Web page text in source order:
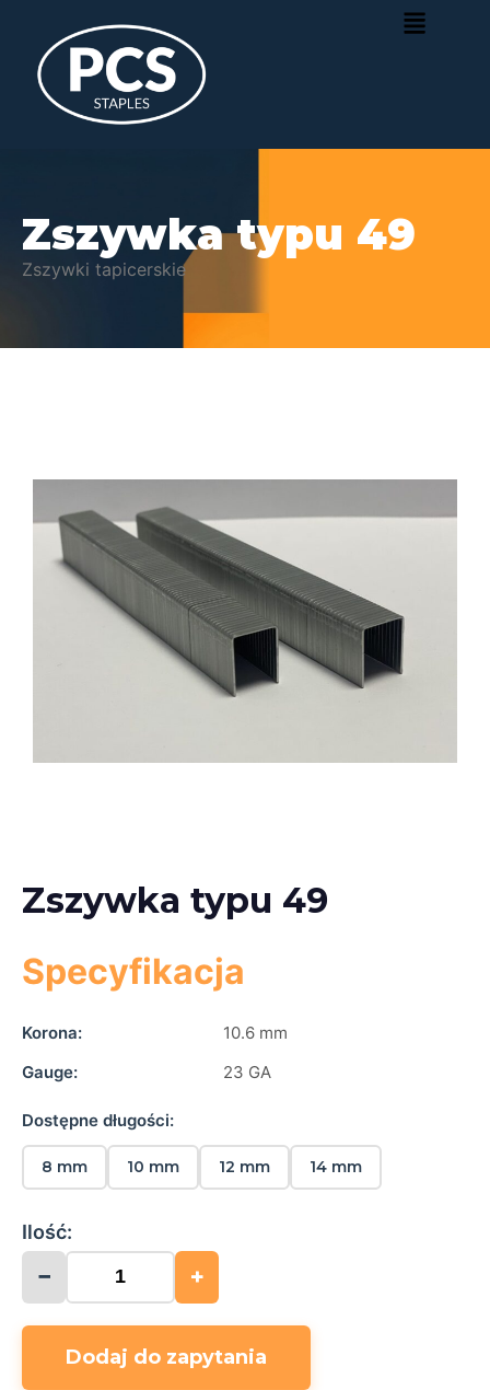
Zszywka typu 49
Zszywki tapicerskie
Zszywka typu 49
Specyfikacja
Korona:
10.6 mm
Gauge:
23 GA
Dostępne długości:
8 mm 10 mm 12 mm 14 mm
Ilość:
− +
Dodaj do zapytania